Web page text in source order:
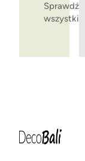
Sprawdź
wszystkie